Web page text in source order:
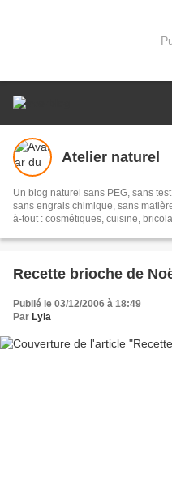
Atelier naturel
Un blog naturel sans PEG, sans test sur les animaux, sans arôme artificiel,
sans engrais chimique, sans
à-tout : cosmétiques, cuisine,
Recette brioche de
Publié le 03/12/2006 à 18:49
Par Lyla